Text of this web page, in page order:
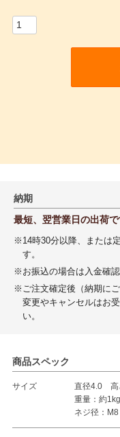
納期
最短、翌営業日の出荷で
※14時30分以降、または
す。
※お振込の場合は入金確
※ご注文確定後（納期に
変更やキャンセルはお
い。
商品スペック
サイズ
直径4.0 高
重量：約1kg
ネジ径：M8